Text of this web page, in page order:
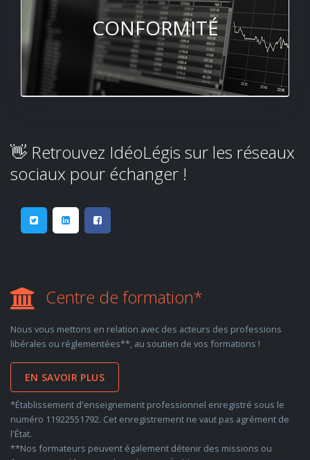
CONFORMITÉ
👋 Retrouvez IdéoLégis sur les réseaux
sociaux pour échanger !
Centre de formation*
Nous vous mettons en relation avec des acteurs des professions
libérales ou réglementées**, au soutien de vos formations !
EN SAVOIR PLUS
*Établissement d'enseignement professionnel enregistré sous le
numéro 11922551792. Cet enregistrement ne vaut pas agrément de
l'État.
**Nos formateurs peuvent également détenir des missions ou